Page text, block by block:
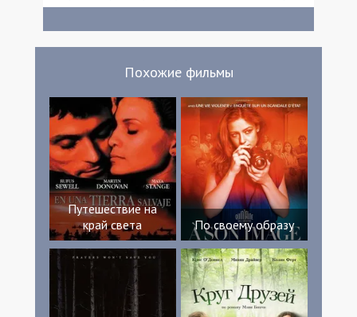
Похожие фильмы
Путешествие на
край света
По своему образу